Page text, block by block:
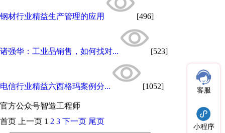
钢材行业精益生产管理的应用 [496]
诸强华：工业品销售，如何找对... [523]
电信行业精益六西格玛案例分... [1052]
官方公众号智造工程师
客服
小程序
首页 上一页 1 2 3 下一页 尾页